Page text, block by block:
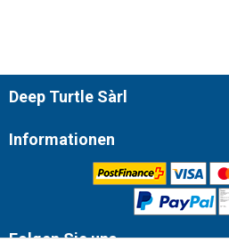
Deep Turtle Sàrl
Informationen